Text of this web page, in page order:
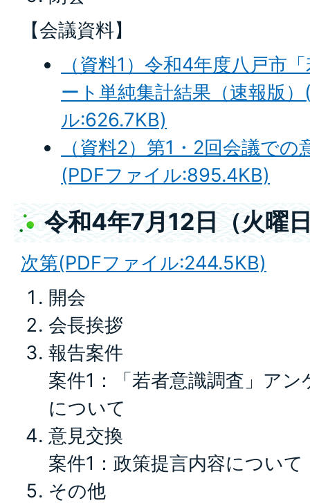
【会議資料】
（資料1）令和4年度八戸市
ート単純集計結果（速報版
ル:626.7KB)
（資料2）第1・2回会議で
(PDFファイル:895.4KB)
令和4年7月12日（火曜
次第(PDFファイル:244.5KB)
開会
会長挨拶
報告案件
案件1：「若者意識調査」ア
について
意見交換
案件1：政策提言内容について
その他